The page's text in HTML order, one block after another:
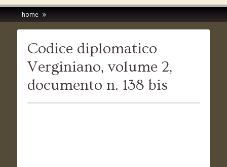
home
Codice diplomatico
Verginiano, volume 2,
documento n. 138 bis